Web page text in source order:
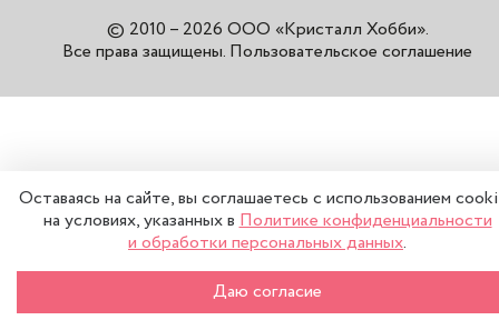
– +
© 2010 – 2026 ООО «Кристалл Хобби».
Все права защищены. Пользовательское соглашение
Оставаясь на сайте, вы соглашаетесь с использованием
на условиях, указанных вПолитике конфиденциальности
и обработки персональных данных.
Даю согласие